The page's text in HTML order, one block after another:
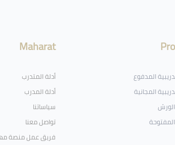
المدفوع
المجانية
Maharat
أدلة المتدرب
أدلة المدرب
سياساتنا
تواصل معنا
فريق عمل منصة